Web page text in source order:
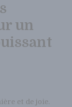
un
et de joie.